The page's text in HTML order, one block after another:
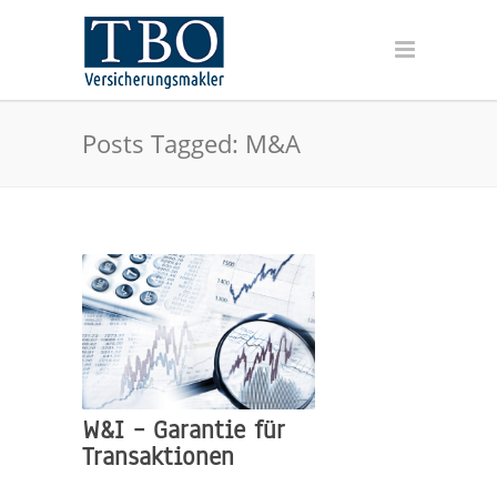
Posts Tagged: M&A
W&I – Garantie für
Transaktionen